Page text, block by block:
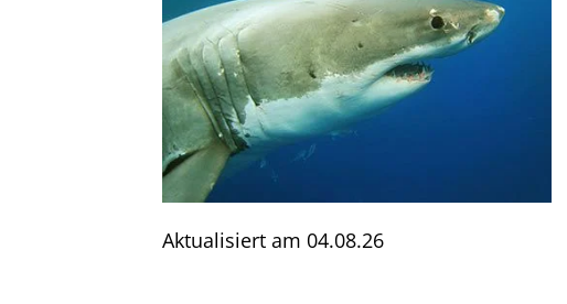
Aktualisiert am 04.08.26